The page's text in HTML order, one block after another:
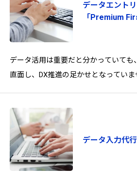
データエント
「Premium
データ活用は重要だと分かっていても
直面し、DX推進の足かせとなっていま
データ入力代